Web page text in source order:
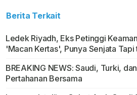
Berita Terkait
Ledek Riyadh, Eks Petinggi
'Macan Kertas', Punya Senjata Tapi
BREAKING NEWS: Saudi, Turki,
Pertahanan Bersama